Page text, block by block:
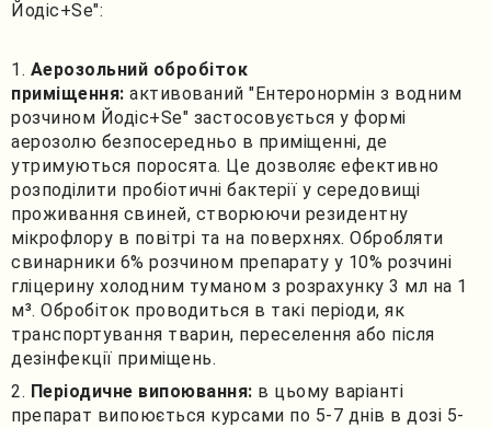
Йодіс+Se":
Аерозольний обробіток
приміщення: активований "Ентеронормін з водним
розчином Йодіс+Se" застосовується у формі
аерозолю безпосередньо в приміщенні, де
утримуються поросята. Це дозволяє ефективно
розподілити пробіотичні бактерії у середовищі
проживання свиней, створюючи резидентну
мікрофлору в повітрі та на поверхнях. Обробляти
свинарники 6% розчином препарату у 10% розчині
гліцерину холодним туманом з розрахунку 3 мл на 1
м³. Обробіток проводиться в такі періоди, як
транспортування тварин, переселення або після
дезінфекції приміщень.
Періодичне випоювання: в цьому варіанті
препарат випоюється курсами по 5-7 днів в дозі 5-